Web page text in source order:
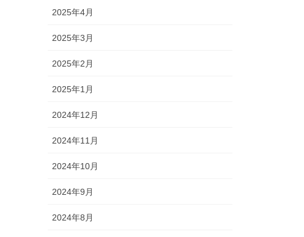
2025年4月
2025年3月
2025年2月
2025年1月
2024年12月
2024年11月
2024年10月
2024年9月
2024年8月